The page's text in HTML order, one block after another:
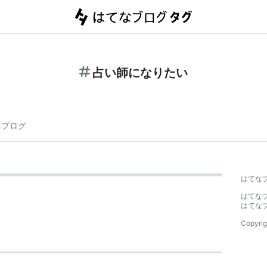
占い師になりたい
ログ
はてな
はてな
はてな